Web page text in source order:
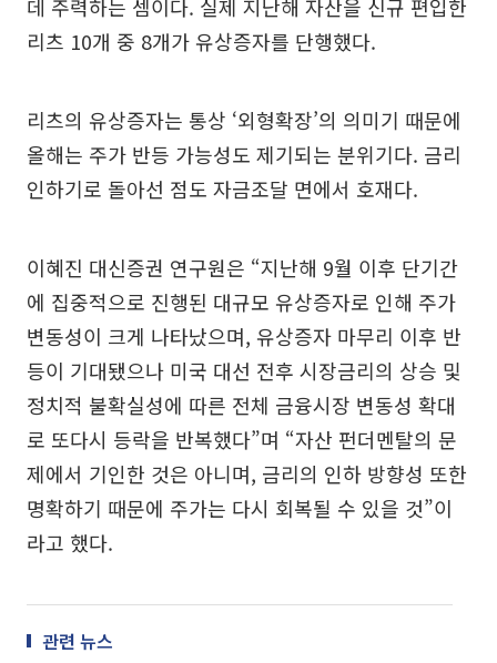
데 주력하는 셈이다. 실제 지난해 자산을 신규 편입한
리츠 10개 중 8개가 유상증자를 단행했다.
리츠의 유상증자는 통상 ‘외형확장’의 의미기 때문에
올해는 주가 반등 가능성도 제기되는 분위기다. 금리
인하기로 돌아선 점도 자금조달 면에서 호재다.
이혜진 대신증권 연구원은 “지난해 9월 이후 단기간
에 집중적으로 진행된 대규모 유상증자로 인해 주가
변동성이 크게 나타났으며, 유상증자 마무리 이후 반
등이 기대됐으나 미국 대선 전후 시장금리의 상승 및
정치적 불확실성에 따른 전체 금융시장 변동성 확대
로 또다시 등락을 반복했다”며 “자산 펀더멘탈의 문
제에서 기인한 것은 아니며, 금리의 인하 방향성 또한
명확하기 때문에 주가는 다시 회복될 수 있을 것”이
라고 했다.
관련 뉴스